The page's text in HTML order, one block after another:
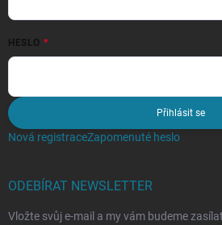
HESLO
Přihlásit se
Nová registraceZapomenuté heslo
ODEBÍRAT NEWSLETTER
Vložte svůj e-mail a my vám budeme